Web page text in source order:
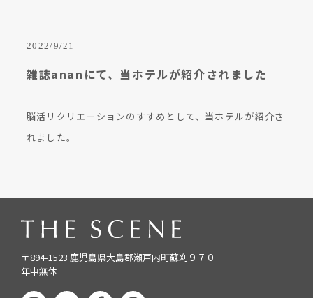
2022/9/21
雑誌ananにて、当ホテルが紹介されました
脳活リクリエーションのすすめとして、当ホテルが紹介さ
れました。
〒894-1523 鹿児島県大島郡瀬戸内町蘇刈９７０
年中無休